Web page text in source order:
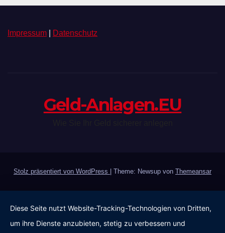
Impressum Datenschutz
Geld-Anlagen.EU
Stolz präsentiert von WordPress Theme: Newsup von Themeansar
Diese Seite nutzt Website-Tracking-Technologien von Dritten,
um ihre Dienste anzubieten, stetig zu verbessern und